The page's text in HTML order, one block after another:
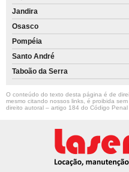
Jandira
Osasco
Pompéia
Santo André
Taboão da Serra
O conteúdo do texto desta página é de
mesmo citando nossos links, é proibida
direito autoral – artigo 184 do Código Penal